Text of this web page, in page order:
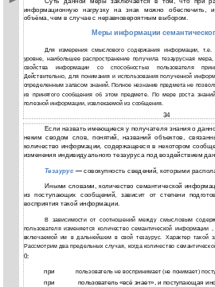
информационную нагрузку на знак можно обеспечить,
объёма, чем в случае с неравновероятным выбором.
Меры информации
Для измерения смыслового содержания информации, т.е.
уровне, наибольшее распространение получила тезаурусная
свойства информации со способностью пользователя
Действительно, для понимания и использования полученной
определенным запасом знаний. Полное незнание предмета не
из принятого сообщения об этом предмете. По мере роста
полезной информации, извлекаемой из сообщения.
34
Если назвать имеющиеся у получателя знания о
неким сводом слов, понятий, названий объектов,
количество информации, содержащееся в некотором
изменения индивидуального тезауруса под воздействием
Тезаурус —совокупность сведений, которыми
Иными словами, количество семантической
из поступающих сообщений, зависит от степени
восприятия такой информации.
В зависимости от соотношений между смысловым
пользователя изменяется количество семантической информации
включаемой им в дальнейшем в свой тезаурус. Характер такой
Рассмотрим два предельных случая, когда количество
0:
при
пользователь не воспринимает (не понимает)
при пользователь «всё знает», и поступающая